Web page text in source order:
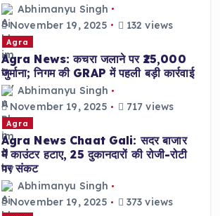
Abhimanyu Singh
November 19, 2025
132 views
Agra
Agra News: कचरा जलाने पर ₹25,000
जुर्माना; निगम की GRAP में पहली बड़ी कार्रवाई
Abhimanyu Singh
November 19, 2025
717 views
Agra
Agra News Chaat Gali: सदर बाजार
में काउंटर हटाए, 25 दुकानदारों की रोजी-रोटी
पर संकट
Abhimanyu Singh
November 19, 2025
373 views